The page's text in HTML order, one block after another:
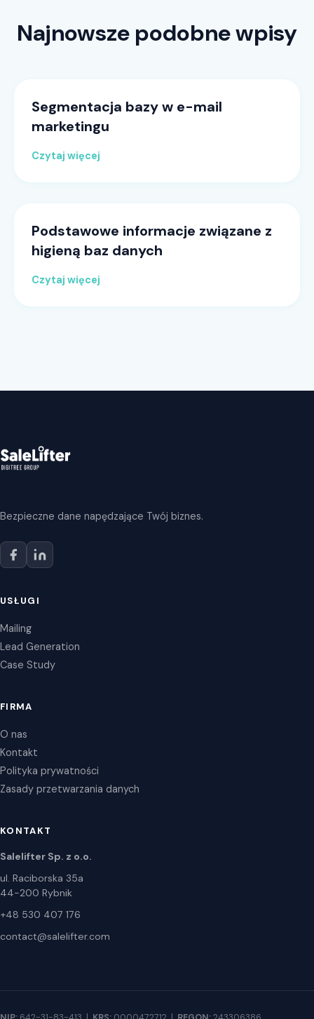
Najnowsze podobne wpisy
Segmentacja bazy w e-mail
marketingu
Czytaj więcej
Podstawowe informacje związane z
higieną baz danych
Czytaj więcej
Bezpieczne dane napędzające Twój biznes.
USŁUGI
Mailing
Lead Generation
Case Study
FIRMA
O nas
Kontakt
Polityka prywatności
Zasady przetwarzania danych
KONTAKT
Salelifter Sp. z o.o.
ul. Raciborska 35a
44-200 Rybnik
+48 530 407 176
contact@salelifter.com